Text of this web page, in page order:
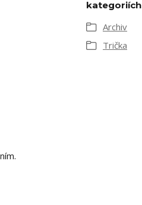
kategoriích
Archiv
Trička